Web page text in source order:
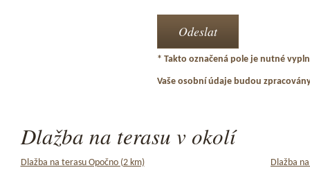
* Takto označená pole je nutné
Vaše osobní údaje budou
Dlažba na terasu v okolí
Dlažba na terasu Opočno (2 km)
Dlažba